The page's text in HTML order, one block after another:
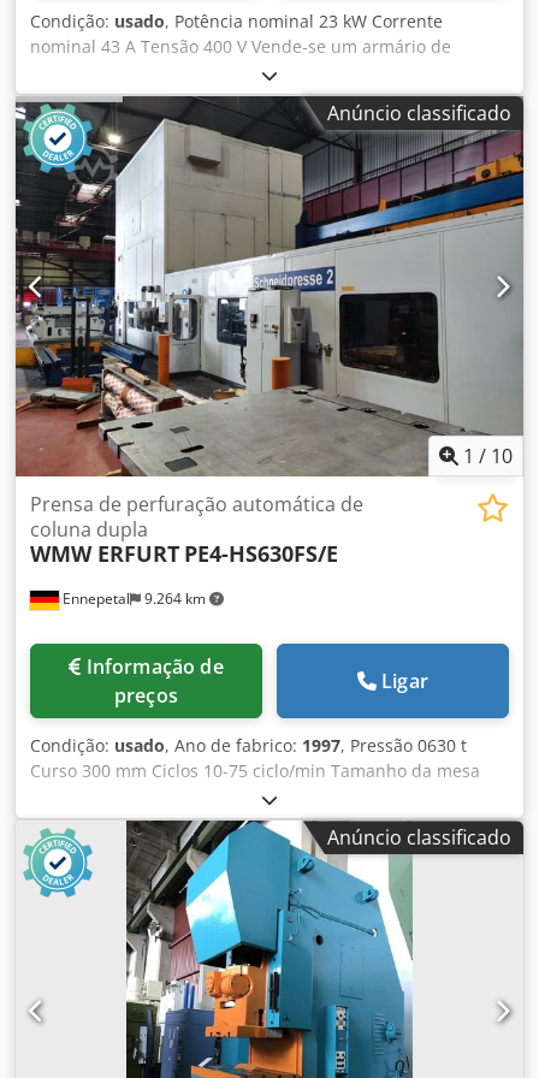
Condição: usado, Potência nominal 23 kW Corrente
nominal 43 A Tensão 400 V Vende-se um armário de
controlo elétrico, que pertenceu originalmente a uma
prensa excêntrica de coluna única, fabricada por Erfurt,
tipo PEE III/160 Dkedpfoucgnijx ApcorAnúncio classificado
1 / 10
Ennepetal 9.264 km
Prensa de perfuração automática de
coluna dupla
WMW ERFURT PE4-HS630FS/E
preços
Ligar
Condição: usado, Ano de fabrico: 1997, Pressão 0630 t
Curso 300 mm Ciclos 10-75 ciclo/min Tamanho da mesa
3600 x 2200 mm Largura de passagem 4000 mm Superfície
do êmbolo 3600 x 2200 mm Passagem lateral entre colunas
2000 mm Ajuste do êmbolo 150 mm Altura de montagem
(curso inferior, ajuste superior) 1000 mm Tensão de
operação 400 V Altura total acima do solo 7600 mm
Profundidade da prensa abaixo do solo 2500 mm Dkjdswx
R Rdjpfx Apcjr Potência total requerida 160 kW Peso da
máquina aprox. 225 t Área necessária aprox. 750 m²
Instalação completa de corte de chapas planas com
desbobinador/alimentador e unidade de empilhamento.
Instalação adequada para largura de banda 300-1600 mm
Anúncio classificado